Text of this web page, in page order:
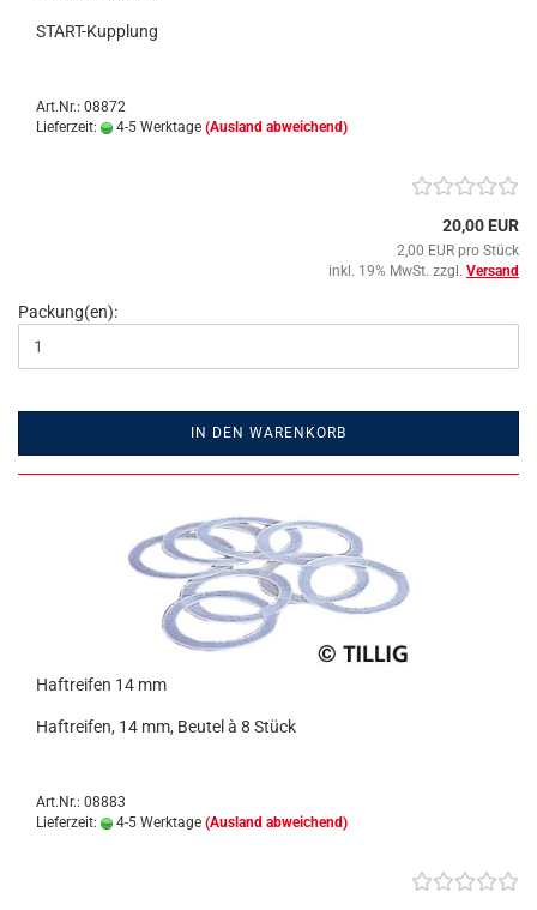
START-Kupplung
Art.Nr.: 08872
Lieferzeit:
4-5 Werktage (Ausland abweichend)
20,00 EUR
2,00 EUR pro Stück
inkl. 19% MwSt. zzgl. Versand
Packung(en):
IN DEN WARENKORB
Haftreifen 14 mm
Haftreifen, 14 mm, Beutel à 8 Stück
Art.Nr.: 08883
Lieferzeit:
4-5 Werktage (Ausland abweichend)